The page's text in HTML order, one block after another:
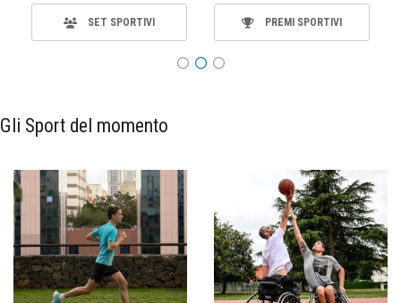
SET SPORTIVI PREMI SPORTIVI
Gli Sport del momento